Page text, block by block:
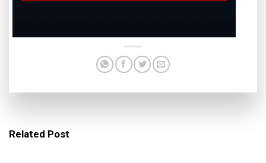
Related Post